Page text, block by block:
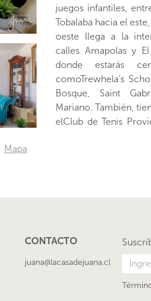
juegos infantiles,
Tobalaba hacia el
oeste llega a la
calles Amapolas y
donde estarás
comoTrewhela’s
Bosque, Saint
Mariano. También,
elClub de Tenis
living comedor queda
independiente,
integrar los
pared que los
el otro extremo de
primera entrada
Mapa
CONTACTO
juana@lacasadejuana.cl